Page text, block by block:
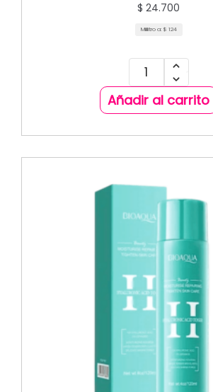
$ 24.700
Mililitro a: $ 124
Añadir al carrito